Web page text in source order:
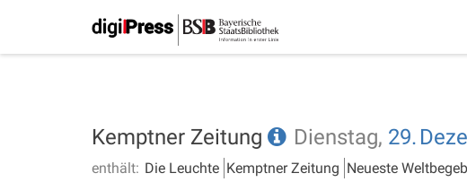
Kemptner Zeitung Dienstag, 29.
enthält: Die Leuchte Kemptner Zeitung Neueste